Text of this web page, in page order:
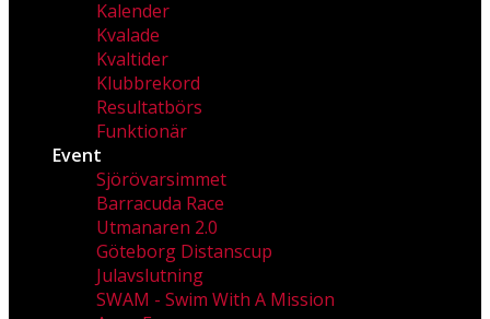
Kalender
Kvalade
Kvaltider
Klubbrekord
Resultatbörs
Funktionär
Event
Sjörövarsimmet
Barracuda Race
Utmanaren 2.0
Göteborg Distanscup
Julavslutning
SWAM - Swim With A Mission